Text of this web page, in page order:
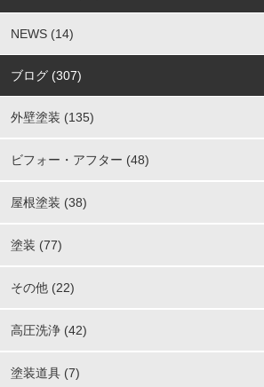
NEWS (14)
ブログ (307)
外壁塗装 (135)
ビフォー・アフター (48)
屋根塗装 (38)
塗装 (77)
その他 (22)
高圧洗浄 (42)
塗装道具 (7)